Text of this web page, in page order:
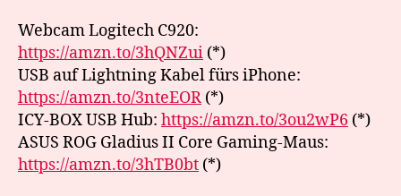
Webcam Logitech C920:
https://amzn.to/3hQNZui (*)
USB auf Lightning Kabel fürs iPhone:
https://amzn.to/3nteEOR (*)
ICY-BOX USB Hub: https://amzn.to/3ou2wP6 (*)
ASUS ROG Gladius II Core Gaming-Maus:
https://amzn.to/3hTB0bt (*)